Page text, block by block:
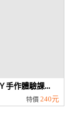
手作體驗課...
特價 240元